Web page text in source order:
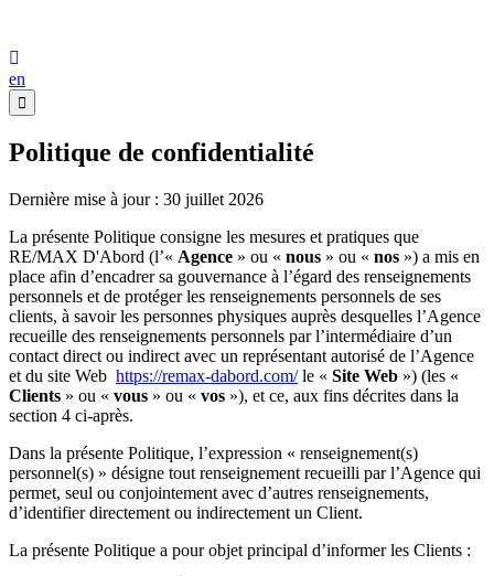
en
Politique de confidentialité
Dernière mise à jour : 30 juillet 2026
La présente Politique consigne les mesures et pratiques que
RE/MAX D'Abord (l’« Agence » ou « nous » ou « nos ») a mis en
place afin d’encadrer sa gouvernance à l’égard des renseignements
personnels et de protéger les renseignements personnels de ses
clients, à savoir les personnes physiques auprès desquelles l’Agence
recueille des renseignements personnels par l’intermédiaire d’un
contact direct ou indirect avec un représentant autorisé de l’Agence
et du site Web https://remax-dabord.com/le « Site Web ») (les «
Clients » ou « vous » ou « vos »), et ce, aux fins décrites dans la
section 4 ci-après.
Dans la présente Politique, l’expression « renseignement(s)
personnel(s) » désigne tout renseignement recueilli par l’Agence qui
permet, seul ou conjointement avec d’autres renseignements,
d’identifier directement ou indirectement un Client.
La présente Politique a pour objet principal d’informer les Clients :